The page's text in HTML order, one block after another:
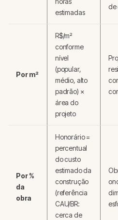
estimadas
de
Por m²
R$/m²
conforme
nível
(popular,
médio, alto
padrão) ×
área do
projeto
Por %
da
obra
Honorário =
percentual
do custo
estimado da
construção
(referência
CAU/BR:
cerca de